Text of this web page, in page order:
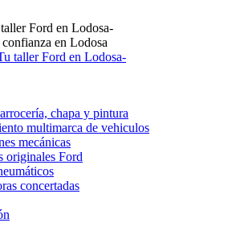
Ford en Lodosa-
en Lodosa
chapa y pintura
multimarca de vehiculos
mecánicas
originales Ford
concertadas